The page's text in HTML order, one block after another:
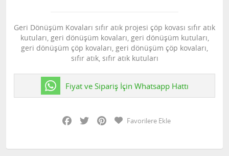
Geri Dönüşüm Kovaları sıfır atık projesi çöp kovası sıfır atık
kutuları, geri dönüşüm kovaları, geri dönüşüm kutuları,
geri dönüşüm çöp kovaları, geri dönüşüm çöp kovaları,
sıfır atık, sıfır atık kutuları
Fiyat ve Sipariş İçin Whatsapp Hattı
Facebook
Twitter PinterestFavorilere Ekle